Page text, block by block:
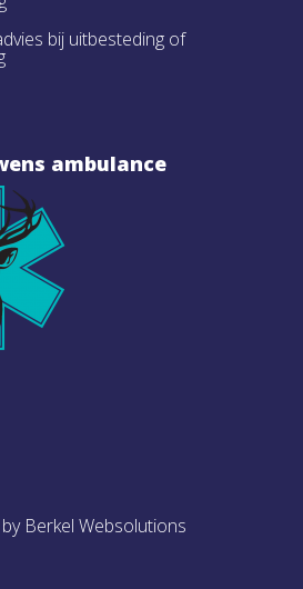
bij uitbesteding of
ambulance
Berkel Websolutions